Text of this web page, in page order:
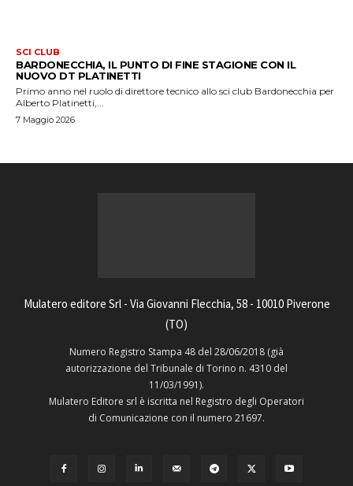
SCI CLUB
BARDONECCHIA, IL PUNTO DI FINE STAGIONE CON IL
NUOVO DT PLATINETTI
Primo anno nel ruolo di direttore tecnico allo sci club Bardonecchia per
Alberto Platinetti,...
7 Maggio 2026
Mulatero editore Srl - Via Giovanni Flecchia, 58 - 10010 Piverone
(TO)
Numero Registro Stampa 48 del 28/06/2018 (già
autorizzazione del Tribunale di Torino n. 4310 del
11/03/1991).
Mulatero Editore srl è iscritta nel Registro degli Operatori
di Comunicazione con il numero 21697.